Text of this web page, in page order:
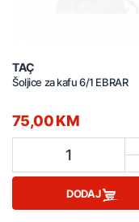
TAÇ
Šoljice za kafu 6/1 EBRAR
75,00 KM
1
DODAJ